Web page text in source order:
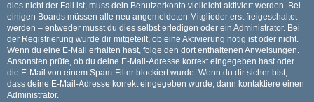
dies nicht der Fall ist, muss dein Benutzerkonto vielleicht aktiviert werden. Bei
einigen Boards müssen alle neu angemeldeten Mitglieder erst freigeschaltet
werden – entweder musst du dies selbst erledigen oder ein Administrator. Bei
der Registrierung wurde dir mitgeteilt, ob eine Aktivierung nötig ist oder nicht.
Wenn du eine E-Mail erhalten hast, folge den dort enthaltenen Anweisungen.
Ansonsten prüfe, ob du deine E-Mail-Adresse korrekt eingegeben hast oder
die E-Mail von einem Spam-Filter blockiert wurde. Wenn du dir sicher bist,
dass deine E-Mail-Adresse korrekt eingegeben wurde, dann kontaktiere einen
Administrator.